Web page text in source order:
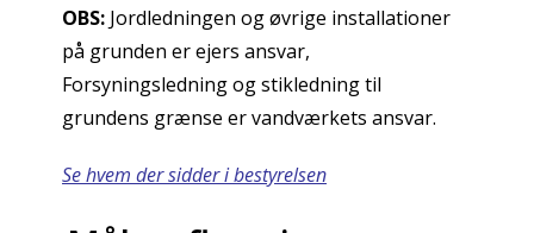
OBS: Jordledningen og øvrige installationer
på grunden er ejers ansvar,
Forsyningsledning og stikledning til
grundens grænse er vandværkets ansvar.
Se hvem der sidder i bestyrelsen